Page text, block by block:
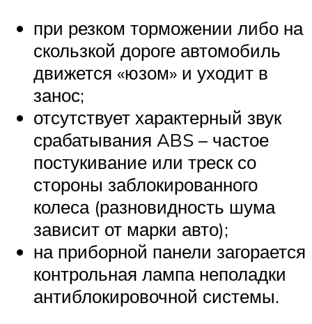
при резком торможении либо на
скользкой дороге автомобиль
движется «юзом» и уходит в
занос;
отсутствует характерный звук
срабатывания ABS – частое
постукивание или треск со
стороны заблокированного
колеса (разновидность шума
зависит от марки авто);
на приборной панели загорается
контрольная лампа неполадки
антиблокировочной системы.